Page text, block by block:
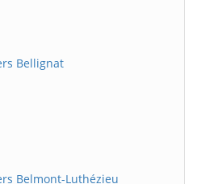
Bellignat
Belmont-Luthézieu